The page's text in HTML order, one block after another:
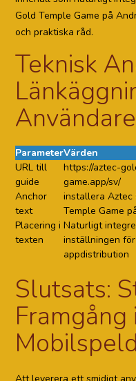
Gold Temple Game på
och praktiska råd.
Teknisk
ParameterVärden
URL till
guide
https://aztec-
game.app/sv/
Anchor
text
installera Aztec
Temple Game
Placering i
texten
Naturligt
inställningen för
appdistribution
Slutsats:
Framgång i